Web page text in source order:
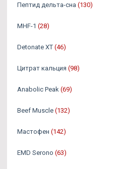
Пептид дельта-сна (130)
MHF-1 (28)
Detonate XT (46)
Цитрат кальция (98)
Anabolic Peak (69)
Beef Muscle (132)
Мастофен (142)
EMD Serono (63)